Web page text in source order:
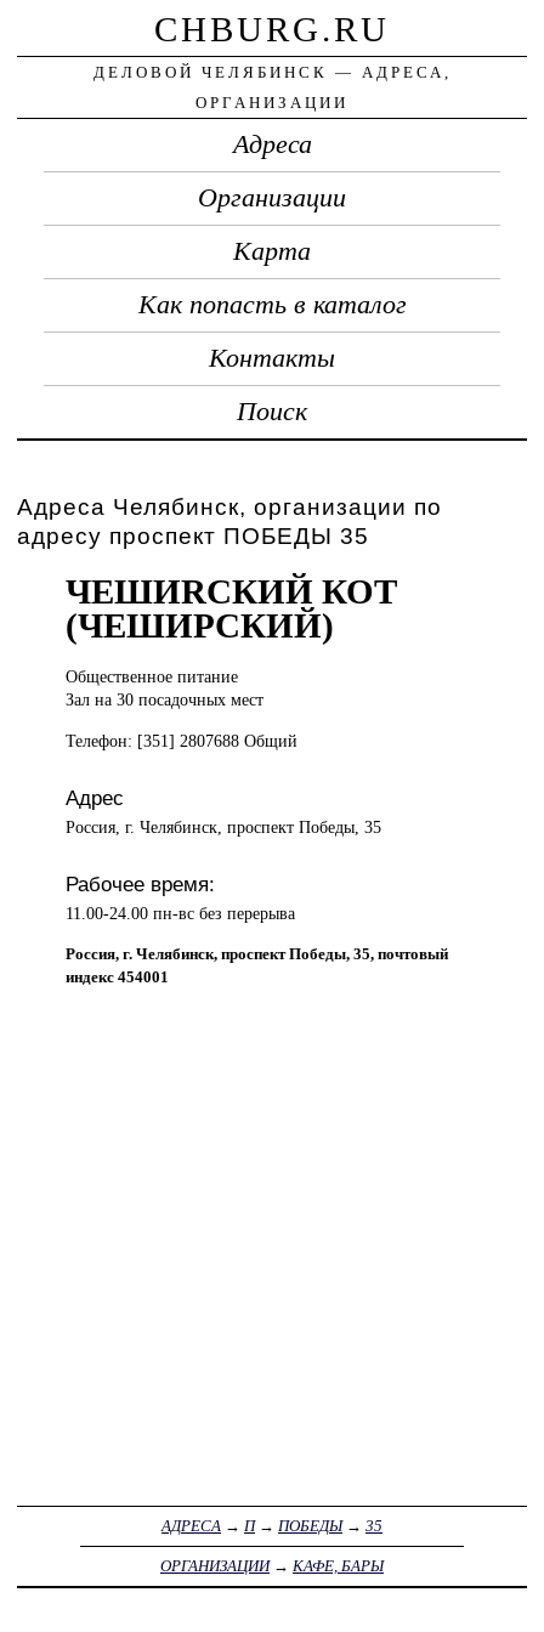
CHBURG.RU
ДЕЛОВОЙ ЧЕЛЯБИНСК — АДРЕСА,
ОРГАНИЗАЦИИ
Адреса
Организации
Карта
Как попасть в каталог
Контакты
Поиск
Адреса Челябинск, организации по
адресу проспект ПОБЕДЫ 35
ЧЕШИRСКИЙ КОТ
(ЧЕШИРСКИЙ)
Общественное питание
Зал на 30 посадочных мест
Телефон: [351] 2807688 Общий
Адрес
Россия, г. Челябинск, проспект Победы, 35
Рабочее время:
11.00-24.00 пн-вс без перерыва
Россия, г. Челябинск, проспект Победы, 35, почтовый
индекс 454001
АДРЕСА → П→ ПОБЕДЫ→ 35
ОРГАНИЗАЦИИ→ КАФЕ, БАРЫ